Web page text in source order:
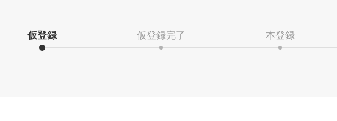
仮登録 仮登録完了 本登録